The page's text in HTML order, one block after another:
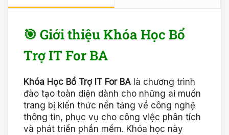
🎯 Giới thiệu Khóa Học Bổ
Trợ IT For BA
Khóa Học Bổ Trợ IT For BA là chương trình
đào tạo toàn diện dành cho những ai muốn
trang bị kiến thức nền tảng về công nghệ
thông tin, phục vụ cho công việc phân tích
và phát triển phần mềm. Khóa học này